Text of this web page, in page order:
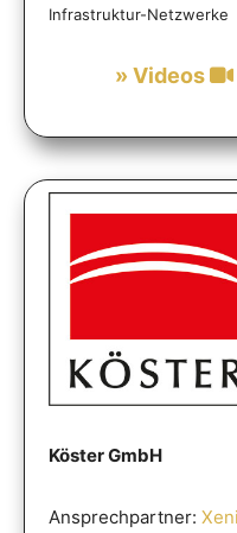
Infrastruktur-Netzwerke
» Videos
Köster GmbH
Ansprechpartner: